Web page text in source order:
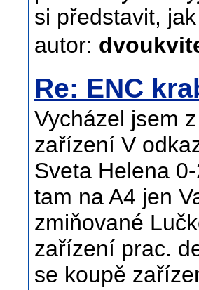
si představit,
autor:
Re: ENC
Vycházel jsem
zařízení V
Sveta Helena
tam na A4 jen
zmiňované
zařízení prac.
se koupě